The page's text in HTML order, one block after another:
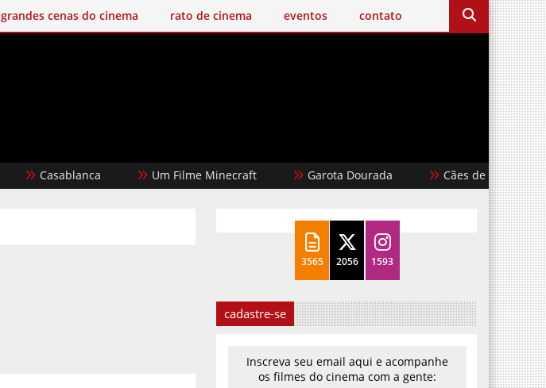
grandes cenas do cinema rato de cinema eventos contato
Casablanca Um Filme Minecraft Garota Dourada Cães de Aluguel
3565 2056 1593
cadastre-se
Inscreva seu email aqui e acompanhe
os filmes do cinema com a gente: